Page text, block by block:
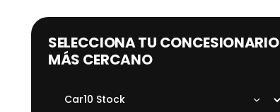
SELECCIONA TU CONCESIONARIO
MÁS CERCANO